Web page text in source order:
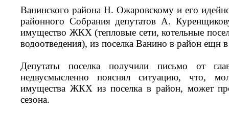
Ванинского района Н. Ожаровскому и его
районного Собрания депутатов А.
имущество ЖКХ (тепловые сети, котельные
водоотведения), из поселка Ванино в район ещн
Депутаты поселка получили письмо от
недвусмысленно пояснял ситуацию, что,
имущества ЖКХ из поселка в район, может
сезона.